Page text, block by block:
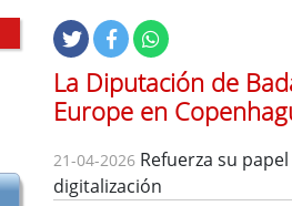
La Diputación de
Europe en
21-04-2026 Refuerza su
digitalización